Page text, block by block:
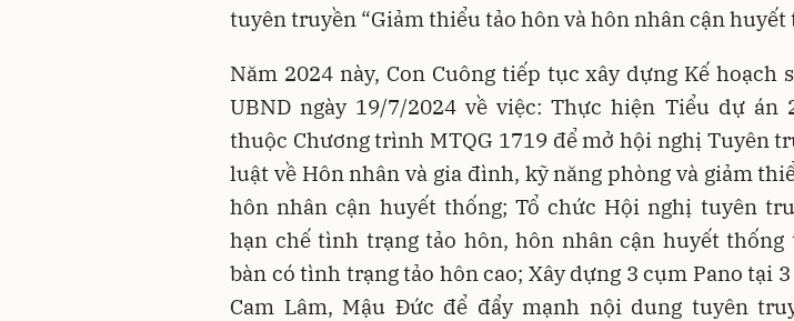
tuyên truyền “Giảm thiểu tảo hôn và hôn nhân cận huyết
Năm 2024 này, Con Cuông tiếp tục xây dựng Kế hoạch
UBND ngày 19/7/2024 về việc: Thực hiện Tiểu dự án
thuộc Chương trình MTQG 1719 để mở hội nghị Tuyên
luật về Hôn nhân và gia đình, kỹ năng phòng và giảm
hôn nhân cận huyết thống; Tổ chức Hội nghị tuyên
hạn chế tình trạng tảo hôn, hôn nhân cận huyết thống
bàn có tình trạng tảo hôn cao; Xây dựng 3 cụm Pano tại 3
Cam Lâm, Mậu Đức để đẩy mạnh nội dung tuyên